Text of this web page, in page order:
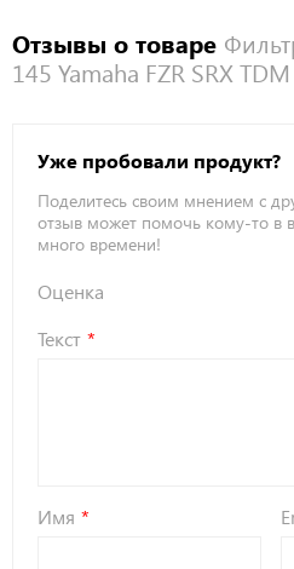
Отзывы о товаре
145 Yamaha FZR SRX
Уже пробовали продукт?
Поделитесь своим мнением с
отзыв может помочь кому-то в
много времени!
Оценка
Текст
Имя